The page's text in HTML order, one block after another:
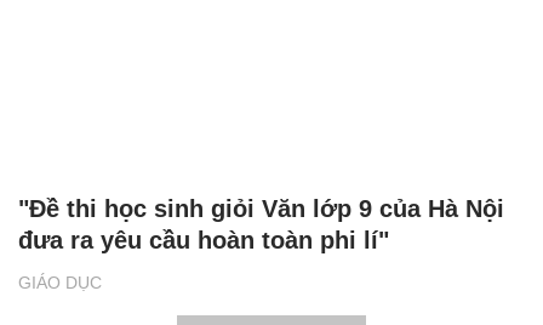
GIÁO DỤC
"Đề thi học sinh giỏi Văn lớp 9 của Hà Nội
đưa ra yêu cầu hoàn toàn phi lí"